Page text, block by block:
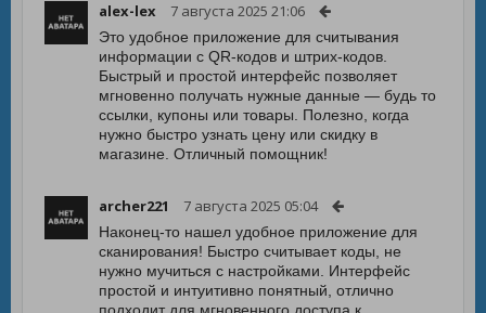
alex-lex 7 августа 2025 21:06
Это удобное приложение для считывания
информации с QR-кодов и штрих-кодов.
Быстрый и простой интерфейс позволяет
мгновенно получать нужные данные — будь то
ссылки, купоны или товары. Полезно, когда
нужно быстро узнать цену или скидку в
магазине. Отличный помощник!
archer221 7 августа 2025 05:04
Наконец-то нашел удобное приложение для
сканирования! Быстро считывает коды, не
нужно мучиться с настройками. Интерфейс
простой и интуитивно понятный, отлично